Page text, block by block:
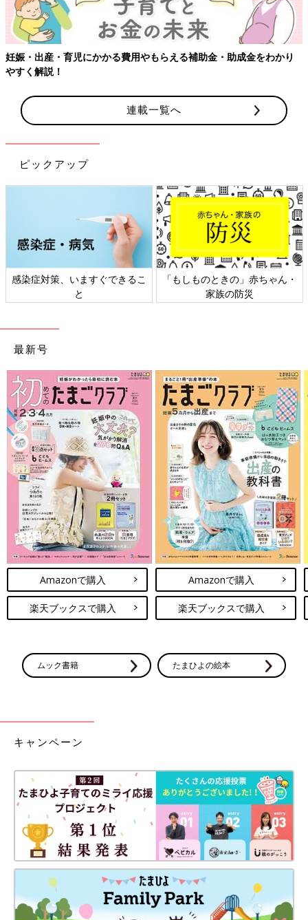
妊娠・出産・育児にかかる費用やもらえる補助金・助成金をわかり
やすく解説！
連載一覧へ
ピックアップ
感染症対策、いますぐできるこ
と
「もしものときの」赤ちゃん・
家族の防災
最新号
Amazonで購入
楽天ブックスで購入
Amazonで購入
楽天ブックスで購入
ムック書籍 たまひよの絵本
キャンペーン